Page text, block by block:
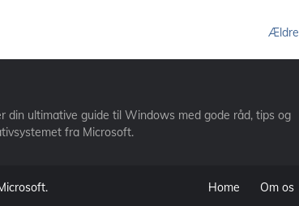
Ældre
din ultimative guide til Windows med gode råd, tips og
fra Microsoft.
Home Om os